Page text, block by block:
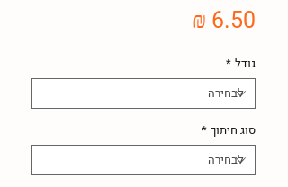
גודל *
סוג חיתוך *